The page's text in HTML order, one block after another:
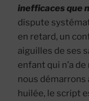
inefficaces que
dispute
en retard, un
aiguilles de ses
enfant qui n’a
nous démarrons
huilée, le script